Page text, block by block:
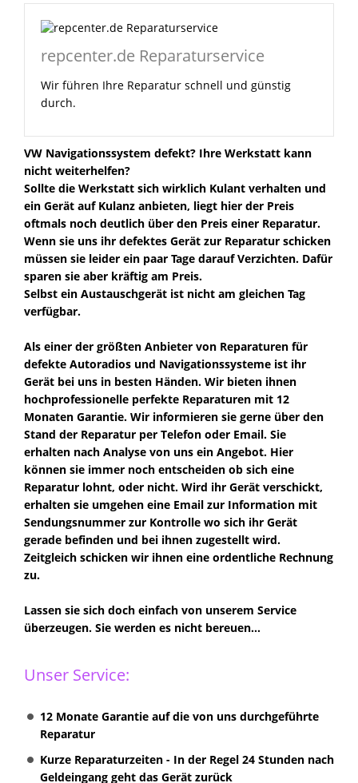
repcenter.de Reparaturservice
Wir führen Ihre Reparatur schnell und günstig
durch.
VW Navigationssystem defekt? Ihre Werkstatt kann
nicht weiterhelfen?
Sollte die Werkstatt sich wirklich Kulant verhalten und
ein Gerät auf Kulanz anbieten, liegt hier der Preis
oftmals noch deutlich über den Preis einer Reparatur.
Wenn sie uns ihr defektes Gerät zur Reparatur schicken
müssen sie leider ein paar Tage darauf Verzichten. Dafür
sparen sie aber kräftig am Preis.
Selbst ein Austauschgerät ist nicht am gleichen Tag
verfügbar.
Als einer der größten Anbieter von Reparaturen für
defekte Autoradios und Navigationssysteme ist ihr
Gerät bei uns in besten Händen. Wir bieten ihnen
hochprofessionelle perfekte Reparaturen mit 12
Monaten Garantie. Wir informieren sie gerne über den
Stand der Reparatur per Telefon oder Email. Sie
erhalten nach Analyse von uns ein Angebot. Hier
können sie immer noch entscheiden ob sich eine
Reparatur lohnt, oder nicht. Wird ihr Gerät verschickt,
erhalten sie umgehen eine Email zur Information mit
Sendungsnummer zur Kontrolle wo sich ihr Gerät
gerade befinden und bei ihnen zugestellt wird.
Zeitgleich schicken wir ihnen eine ordentliche Rechnung
zu.
Lassen sie sich doch einfach von unserem Service
überzeugen. Sie werden es nicht bereuen...
Unser Service:
12 Monate Garantie auf die von uns durchgeführte
Reparatur
Kurze Reparaturzeiten - In der Regel 24 Stunden nach
Geldeingang geht das Gerät zurück